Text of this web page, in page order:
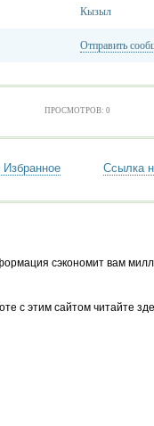
Кызыл
Отправить
ПРОСМОТРОВ: 0
Ссылка
сэкономит вам
с этим сайтом читайте